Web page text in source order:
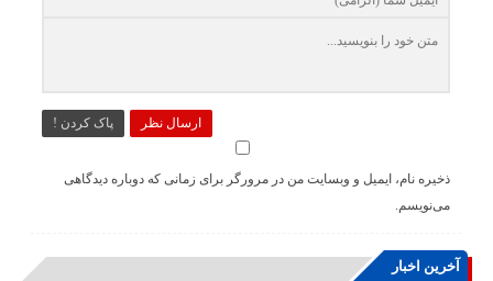
ارسال نظر پاک کردن !
ذخیره نام، ایمیل و وبسایت من در مرورگر برای زمانی که دوباره دیدگاهی
می‌نویسم.
آخرین اخبار